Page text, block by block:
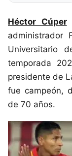
Héctor Cúper
administrador
Universitario
temporada
presidente de
fue campeón,
de 70 años.